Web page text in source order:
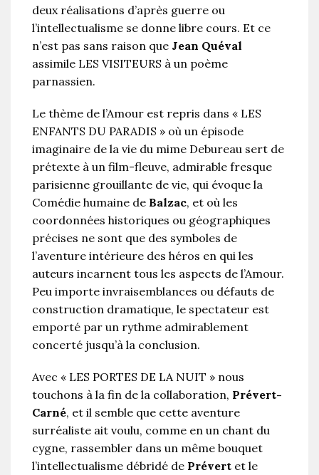
deux réalisations d’après guerre ou
l’intellectualisme se donne libre cours. Et ce
n’est pas sans raison que Jean Quéval
assimile LES VISITEURS à un poème
parnassien.
Le thème de l’Amour est repris dans « LES
ENFANTS DU PARADIS » où un épisode
imaginaire de la vie du mime Debureau sert de
prétexte à un film-fleuve, admirable fresque
parisienne grouillante de vie, qui évoque la
Comédie humaine de Balzac, et où les
coordonnées historiques ou géographiques
précises ne sont que des symboles de
l’aventure intérieure des héros en qui les
auteurs incarnent tous les aspects de l’Amour.
Peu importe invraisemblances ou défauts de
construction dramatique, le spectateur est
emporté par un rythme admirablement
concerté jusqu’à la conclusion.
Avec « LES PORTES DE LA NUIT » nous
touchons à la fin de la collaboration, Prévert-
Carné, et il semble que cette aventure
surréaliste ait voulu, comme en un chant du
cygne, rassembler dans un même bouquet
l’intellectualisme débridé de Prévert et le